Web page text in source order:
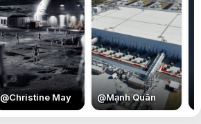
@Christine May @Mạnh Quân